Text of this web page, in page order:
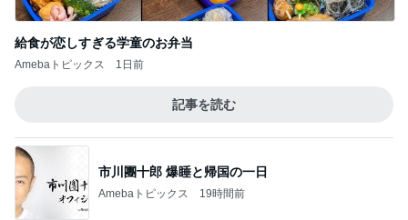
給食が恋しすぎる学童のお弁当
Amebaトピックス 1日前
記事を読む
市川團十郎 爆睡と帰国の一日
Amebaトピックス 19時間前